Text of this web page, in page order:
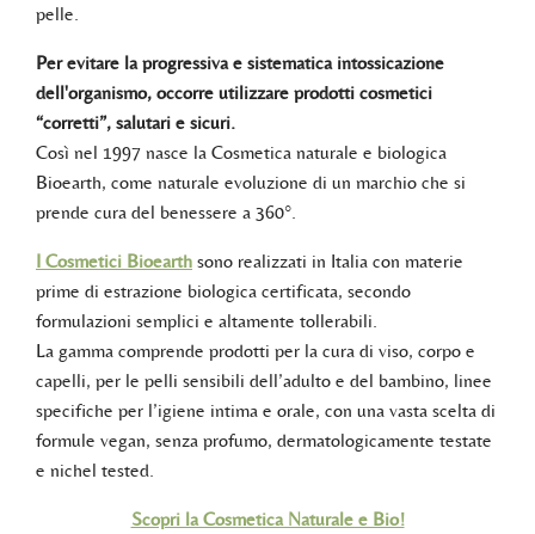
pelle.
Per evitare la progressiva e sistematica intossicazione
dell'organismo, occorre utilizzare prodotti cosmetici
“corretti”, salutari e sicuri.
Così nel 1997 nasce la Cosmetica naturale e biologica
Bioearth, come naturale evoluzione di un marchio che si
prende cura del benessere a 360°.
I Cosmetici Bioearth sono realizzati in Italia con materie
prime di estrazione biologica certificata, secondo
formulazioni semplici e altamente tollerabili.
La gamma comprende prodotti per la cura di viso, corpo e
capelli, per le pelli sensibili dell’adulto e del bambino, linee
specifiche per l’igiene intima e orale, con una vasta scelta di
formule vegan, senza profumo, dermatologicamente testate
e nichel tested.
Scopri la Cosmetica Naturale e Bio!